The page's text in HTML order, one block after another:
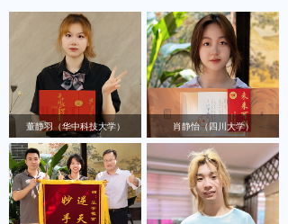
董静羽（华中科技大学） 肖静怡（四川大学）